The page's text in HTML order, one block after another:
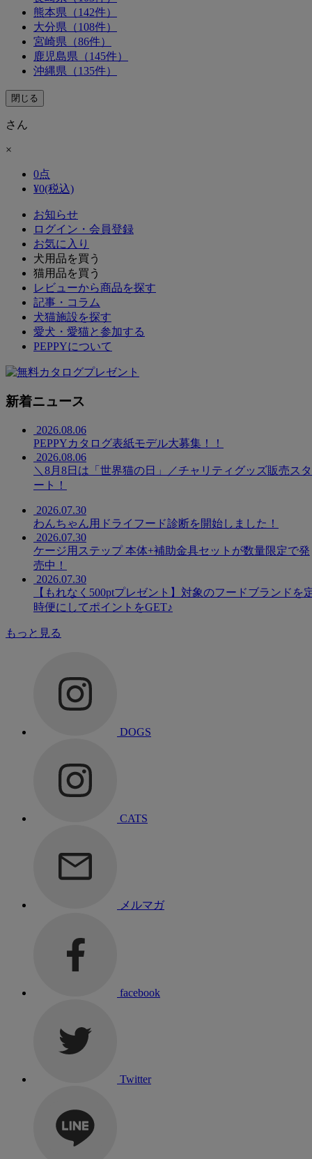
熊本県（142件）
大分県（108件）
宮崎県（86件）
鹿児島県（145件）
沖縄県（135件）
閉じる
さん
×
0点
¥0(税込)
お知らせ
ログイン・会員登録
お気に入り
犬用品を買う
猫用品を買う
レビューから商品を探す
記事・コラム
犬猫施設を探す
愛犬・愛猫と参加する
PEPPYについて
新着ニュース
2026.08.06
PEPPYカタログ表紙モデル大募集！！
2026.08.06
＼8月8日は「世界猫の日」／チャリティグッズ販売スタ
ート！
2026.07.30
わんちゃん用ドライフード診断を開始しました！
2026.07.30
ケージ用ステップ 本体+補助金具セットが数量限定で発
売中！
2026.07.30
【もれなく500ptプレゼント】対象のフードブランドを
時便にしてポイントをGET♪
もっと見る
DOGS
CATS
メルマガ
facebook
Twitter